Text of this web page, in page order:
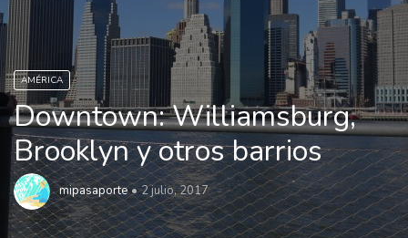
AMÉRICA
Downtown: Williamsburg,
Brooklyn y otros barrios
mipasaporte 2 julio, 2017